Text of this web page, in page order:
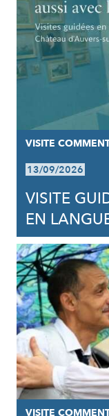
VISITE
13/09/2026
VISITE
EN
VISITE